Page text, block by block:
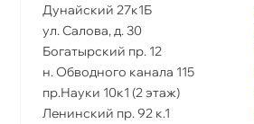
Дунайский 27к1Б
ул. Салова, д. 30
Богатырский пр. 12
н. Обводного канала 115
пр.Науки 10к1 (2 этаж)
Ленинский пр. 92 к.1